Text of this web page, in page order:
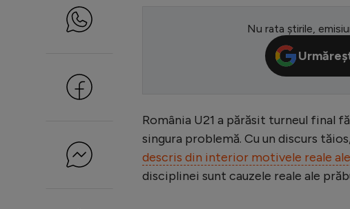
Nu rata știrile,
România U21 a părăsit turneul final
singura problemă. Cu un discurs
descris din interior motivele reale
disciplinei sunt cauzele reale ale